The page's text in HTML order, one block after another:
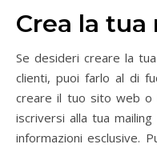
Crea la
Se desideri creare la
clienti, puoi farlo al di
creare il tuo sito web o
iscriversi alla tua
informazioni esclusive.